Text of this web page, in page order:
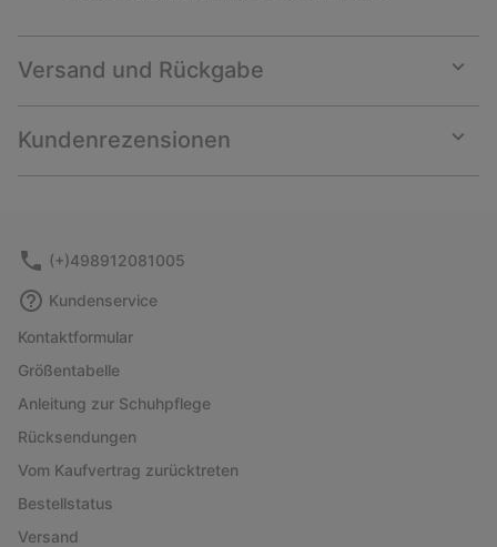
Versand und Rückgabe
or
Kundenrezensionen
or
(+)498912081005
Kundenservice
Kontaktformular
Größentabelle
Anleitung zur Schuhpflege
Rücksendungen
Vom Kaufvertrag zurücktreten
Bestellstatus
Versand